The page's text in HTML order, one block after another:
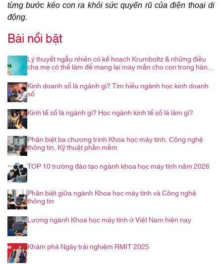
từng bước kéo con ra khỏi sức quyến rũ của điện thoại di
động.
Bài nổi bật
Lý thuyết ngẫu nhiên có kế hoạch Krumboltz & những điều
cha mẹ có thể làm để mang lại may mắn cho con trong hành
trình nghề nghiệp
Kinh doanh số là ngành gì? Tìm hiểu ngành học kinh doanh
số
Kinh tế số là ngành gì? Học ngành kinh tế số là làm gì?
Phân biệt ba chương trình Khoa học máy tính, Công nghệ
thông tin, Kỹ thuật phần mềm
TOP 10 trường đào tạo ngành khoa học máy tính năm 2026
Phân biệt giữa ngành Khoa học máy tính và Công nghệ
thông tin
Lương ngành Khoa học máy tính ở Việt Nam hiện nay
Khám phá Ngày trải nghiệm RMIT 2025